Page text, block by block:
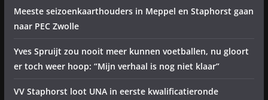
Meeste seizoenkaarthouders in Meppel en Staphorst gaan
naar PEC Zwolle
Yves Spruijt zou nooit meer kunnen voetballen, nu gloort
er toch weer hoop: “Mijn verhaal is nog niet klaar”
VV Staphorst loot UNA in eerste kwalificatieronde